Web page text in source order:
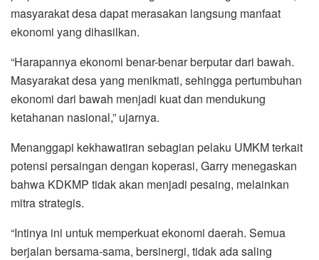
masyarakat desa dapat merasakan langsung manfaat
ekonomi yang dihasilkan.
“Harapannya ekonomi benar-benar berputar dari bawah.
Masyarakat desa yang menikmati, sehingga pertumbuhan
ekonomi dari bawah menjadi kuat dan mendukung
ketahanan nasional,” ujarnya.
Menanggapi kekhawatiran sebagian pelaku UMKM terkait
potensi persaingan dengan koperasi, Garry menegaskan
bahwa KDKMP tidak akan menjadi pesaing, melainkan
mitra strategis.
“Intinya ini untuk memperkuat ekonomi daerah. Semua
berjalan bersama-sama, bersinergi, tidak ada saling